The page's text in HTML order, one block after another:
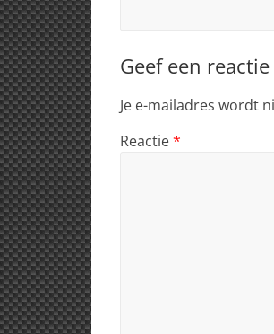
Geef een reactie
Je e-mailadres wordt
Reactie*